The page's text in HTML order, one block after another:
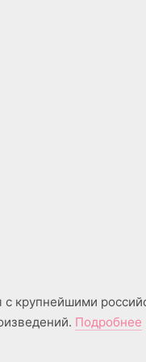
крупнейшими
Подробнее